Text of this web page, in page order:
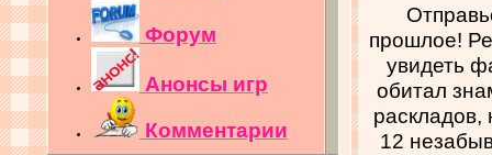
Форум
Анонсы игр
Комментарии
прошлое!
увидеть
обитал
12